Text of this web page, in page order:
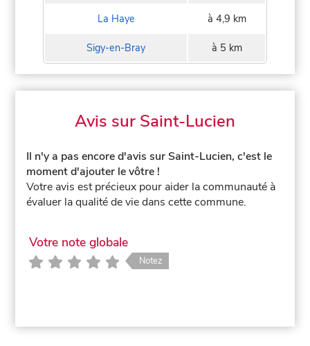
La Haye à 4,9 km
Sigy-en-Bray à 5 km
Avis sur Saint-Lucien
Il n'y a pas encore d'avis sur Saint-Lucien, c'est le
moment d'ajouter le vôtre !
Votre avis est précieux pour aider la communauté à
évaluer la qualité de vie dans cette commune.
Votre note globale
Notez